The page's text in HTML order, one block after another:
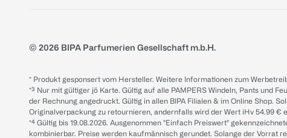
© 2026 BIPA Parfumerien Gesellschaft m.b.H.
* Produkt gesponsert vom Hersteller. Weitere Informationen zum
*³ Nur mit gültiger jö Karte. Gültig auf alle PAMPERS Windeln, Pants und
der Rechnung angedruckt. Gültig in allen BIPA Filialen & im Online Shop.
Originalverpackung zu retournieren, andernfalls wird der Wert iHv 54.99 €
*⁴ Gültig bis 19.08.2026. Ausgenommen "Einfach Preiswert"
kombinierbar. Preise werden kaufmännisch gerundet. Solange der Vorrat